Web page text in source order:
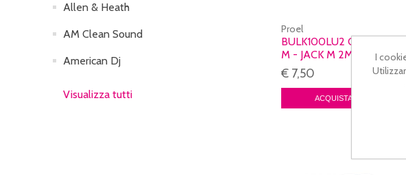
Proel
BULK100LU2 CAVO JACK
M - JACK M 2MT
€ 7,50
Allen & Heath
AM Clean Sound
American Dj
Visualizza tutti
I